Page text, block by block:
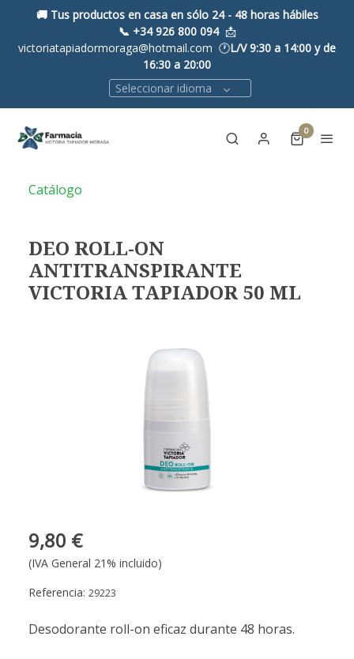
🚚 Tus productos en casa en sólo 24 - 48 horas hábiles
📞 +34 926 800 094 📩
victoriatapiadormoraga@hotmail.com 🕐L/V 9:30 a 14:00 y de
16:30 a 20:00
Seleccionar idioma
0
Catálogo
DEO ROLL-ON
ANTITRANSPIRANTE
VICTORIA TAPIADOR 50 ML
9,80 €
(IVA General 21% incluido)
Referencia: 29223
Desodorante roll-on eficaz durante 48 horas.